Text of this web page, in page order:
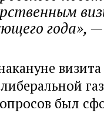
года»,
был